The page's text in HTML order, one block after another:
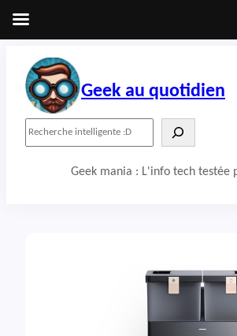
contenu
Geek au quotidien
Geek mania : L'info tech testée